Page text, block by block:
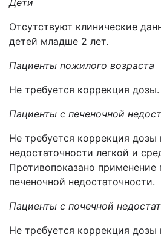
Дети
Отсутствуют клинические
детей младше 2 лет.
Пациенты пожилого возраста
Не требуется коррекция дозы.
Пациенты с печеночной
Не требуется коррекция дозы
недостаточности легкой и
Противопоказано применение
печеночной недостаточности.
Пациенты с почечной
Не требуется коррекция дозы